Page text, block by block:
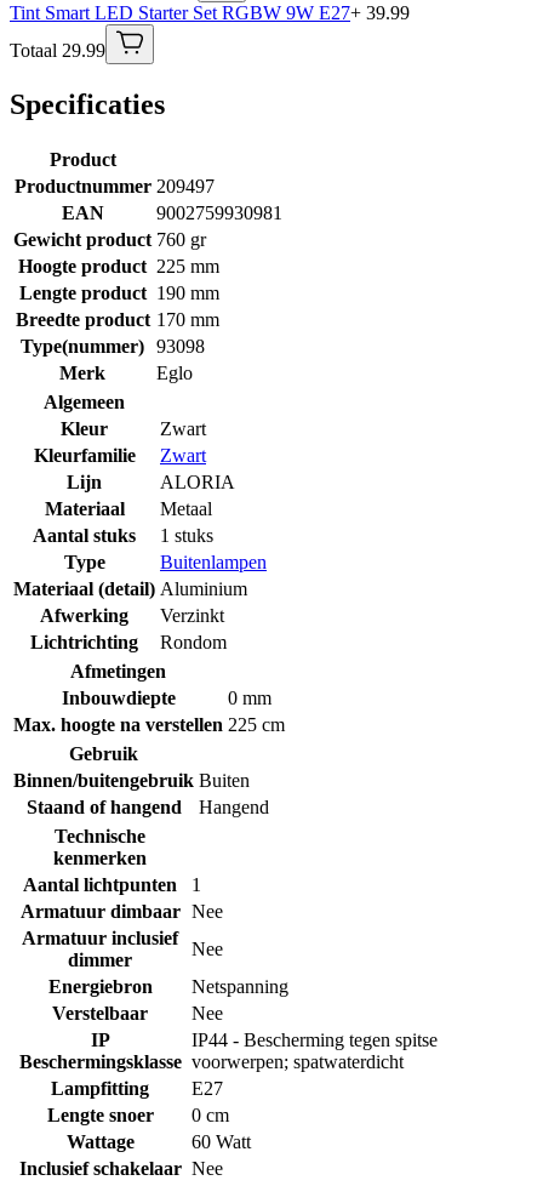
Tint Smart LED Starter Set RGBW 9W E27+ 39.99
Totaal 29.99
Specificaties
Product
Productnummer 209497
EAN
9002759930981
Gewicht product 760 gr
Hoogte product 225 mm
Lengte product 190 mm
Breedte product 170 mm
Type(nummer) 93098
Merk
Eglo
Algemeen
Kleur
Zwart
Kleurfamilie
Zwart
Lijn
ALORIA
Materiaal
Metaal
Aantal stuks
1 stuks
Type
Buitenlampen
Materiaal (detail) Aluminium
Afwerking
Verzinkt
Lichtrichting
Rondom
Afmetingen
Inbouwdiepte
0 mm
Max. hoogte na verstellen 225 cm
Gebruik
Binnen/buitengebruik Buiten
Staand of hangend
Hangend
Technische
kenmerken
Aantal lichtpunten
1
Armatuur dimbaar Nee
Armatuur inclusief
dimmer
Nee
Energiebron
Netspanning
Verstelbaar
Nee
IP
Beschermingsklasse
IP44 - Bescherming tegen spitse
voorwerpen; spatwaterdicht
Lampfitting
E27
Lengte snoer
0 cm
Wattage
60 Watt
Inclusief schakelaar Nee